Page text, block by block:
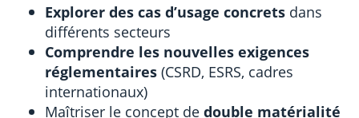
Explorer des cas d’usage concrets dans
différents secteurs
Comprendre les nouvelles exigences
réglementaires (CSRD, ESRS, cadres
internationaux)
Maîtriser le concept de double matérialité